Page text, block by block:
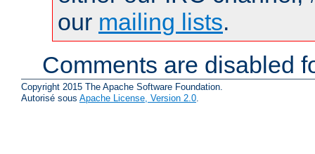
our mailing lists.
Comments are disabled
Copyright 2015 The Apache Software Foundation.
Autorisé sous Apache License, Version 2.0